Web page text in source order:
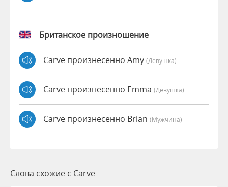
Британское произношение
Carve произнесенно Amy (девушка)
Carve произнесенно Emma (девушка)
Carve произнесенно Brian (мужчина)
Слова схожие с Carve